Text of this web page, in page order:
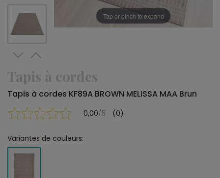
Tap or pinch to expand
Tapis à cordes
Tapis à cordes KF89A BROWN MELISSA MAA Brun
0,00/5 (0)
Variantes de couleurs: